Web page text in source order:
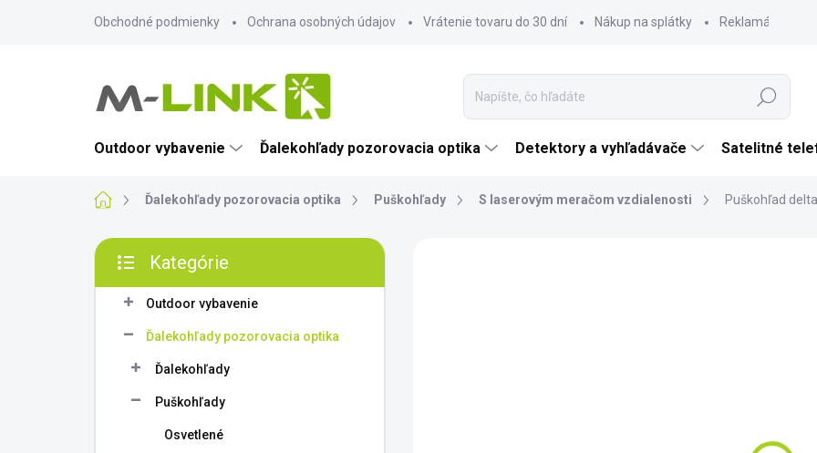
Obchodné podmienky Ochrana osobných údajov Vrátenie tovaru do 30 dní Nákup na splátky Reklamácia
Hľadať
Outdoor vybavenie Ďalekohľady pozorovacia optika Detektory a vyhľadávače Satelitné
DomovĎalekohľady pozorovacia optika Puškohľady S laserovým meračom vzdialenosti Puškohľad
B
č
kategórie
Kategórie
Outdoor vybavenie
Ďalekohľady pozorovacia optika
Ďalekohľady
Puškohľady
Osvetlené